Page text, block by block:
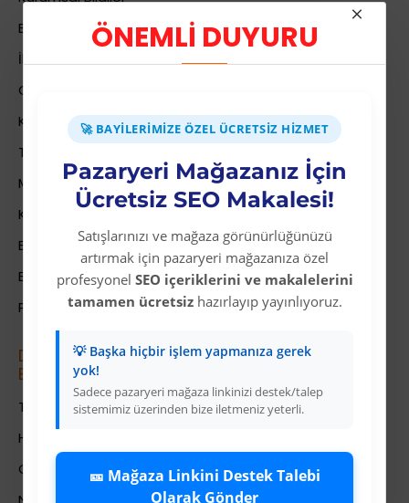
ÖNEMLİ DUYURU
🚀 BAYILERIMIZE ÖZEL ÜCRETSIZ HIZMET
Pazaryeri Mağazanız İçin
Ücretsiz SEO Makalesi!
Satışlarınızı ve mağaza görünürlüğünüzü
artırmak için pazaryeri mağazanıza özel
profesyonel SEO içeriklerini ve makalelerini
tamamen ücretsizhazırlayıp yayınlıyoruz.
💡 Başka hiçbir işlem yapmanıza gerek
yok!
Sadece pazaryeri mağaza linkinizi destek/talep
sistemimiz üzerinden bize iletmeniz yeterli.
🎫 Mağaza Linkini Destek Talebi
Olarak Gönder
Banka Hesab Bilgileri
İletişim
Gizlilik Politikası
Kullanıcı Sözleşmesi
Teslimat Bilgileri
Mesafeli Satış Sözleşmesi
Kariyer
Bayi İade Sistemi
Bayi Bakiye Yükleme
Para Puan Sistemi ile Kazanç
Dropshipping (Stoksuz Sat\u0131\u015f)
E\u011fitimleri
Trendyol Dropshipping Eğitimleri
HepsiBurada Dropshipping Eğitimleri
ÇiçekSepeti Dropshipping Eğitimleri